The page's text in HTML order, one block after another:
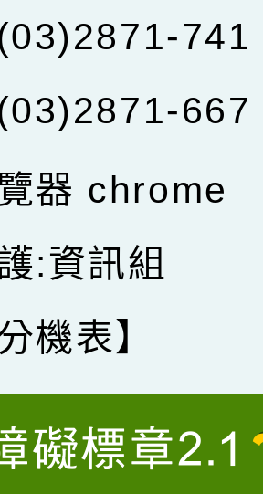
741
667
器 chrome
:資訊組
機表】